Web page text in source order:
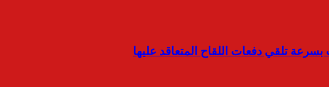
تلقي دفعات اللقاح المتعاقد عليها